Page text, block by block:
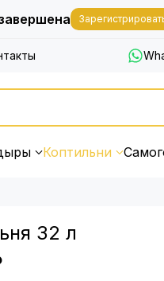
Коптильни
32 л